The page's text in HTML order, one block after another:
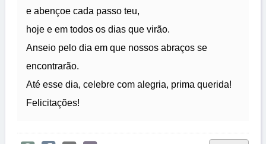
e abençoe cada passo teu,
hoje e em todos os dias que virão.
Anseio pelo dia em que nossos abraços se
encontrarão.
Até esse dia, celebre com alegria, prima querida!
Felicitações!